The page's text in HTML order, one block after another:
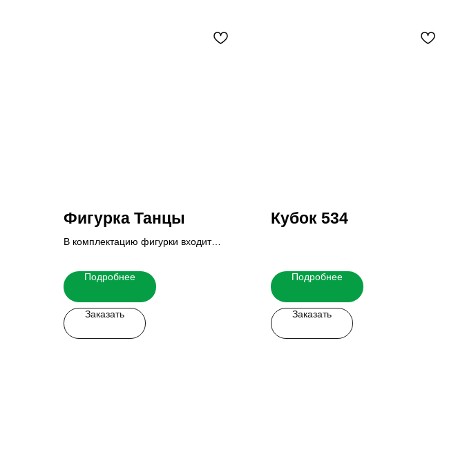
Фигурка Танцы
В комплектацию фигурки входит
Итоговую стоимость Вы можете узнать
у наших менеджеров.
Подробнее
Заказать
Кубок 534
Подробнее
Заказать